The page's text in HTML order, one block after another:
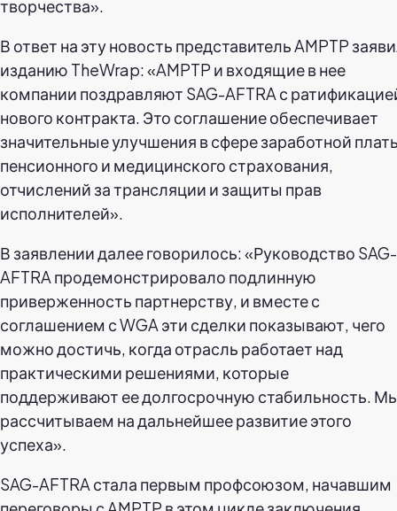
творчества».
В ответ на эту новость представитель AMPTP
изданию TheWrap: «AMPTP и входящие в нее
компании поздравляют SAG-AFTRA с
нового контракта. Это соглашение обеспечивает
значительные улучшения в сфере заработной
пенсионного и медицинского страхования,
отчислений за трансляции и защиты прав
исполнителей».
В заявлении далее говорилось: «Руководство SAG-
AFTRA продемонстрировало подлинную
приверженность партнерству, и вместе с
соглашением с WGA эти сделки показывают, чего
можно достичь, когда отрасль работает над
практическими решениями, которые
поддерживают ее долгосрочную стабильность.
рассчитываем на дальнейшее развитие этого
успеха».
SAG-AFTRA стала первым профсоюзом, начавшим